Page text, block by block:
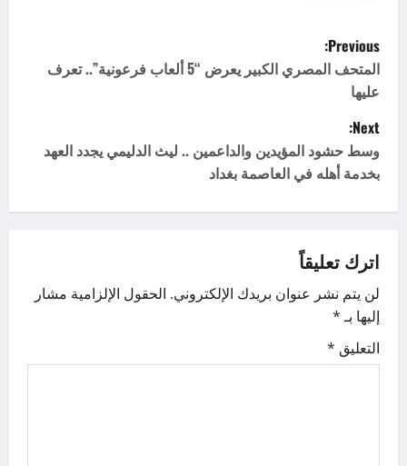
P
o
s
t
n
v
i
g
Previous:
المتحف المصري الكبير يعرض “5 ألعاب فرعونية”.. تعرف
عليها
Next:
وسط حشود المؤيدين والداعمين .. ليث الدليمي يجدد العهد
بخدمة أهله في العاصمة بغداد
اترك تعليقاً
لن يتم نشر عنوان بريدك الإلكتروني. الحقول الإلزامية مشار
إليها بـ*
التعليق *